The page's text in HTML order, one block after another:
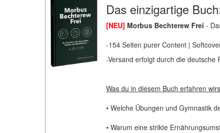
Das einzigartige
[NEU] Morbus Bechterew Frei -
-154 Seiten purer Content |
-Versand erfolgt durch die deutsche
Was du in diesem Buch erfahren
• Welche Übungen und Gymnastik
• Warum eine strikte